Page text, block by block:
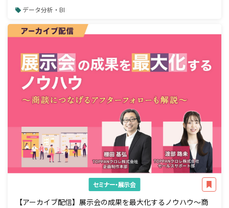
データ分析・BI
セミナー・展示会
【アーカイブ配信】展示会の成果を最大化するノウハウ～商